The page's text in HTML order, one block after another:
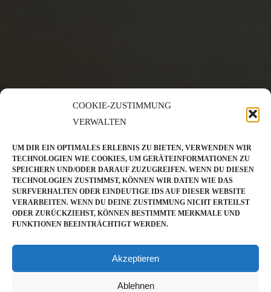
COOKIE-ZUSTIMMUNG
VERWALTEN
UM DIR EIN OPTIMALES ERLEBNIS ZU BIETEN, VERWENDEN WIR
TECHNOLOGIEN WIE COOKIES, UM GERÄTEINFORMATIONEN ZU
SPEICHERN UND/ODER DARAUF ZUZUGREIFEN. WENN DU DIESEN
TECHNOLOGIEN ZUSTIMMST, KÖNNEN WIR DATEN WIE DAS
SURFVERHALTEN ODER EINDEUTIGE IDS AUF DIESER WEBSITE
VERARBEITEN. WENN DU DEINE ZUSTIMMUNG NICHT ERTEILST
ODER ZURÜCKZIEHST, KÖNNEN BESTIMMTE MERKMALE UND
FUNKTIONEN BEEINTRÄCHTIGT WERDEN.
Akzeptieren
Ablehnen